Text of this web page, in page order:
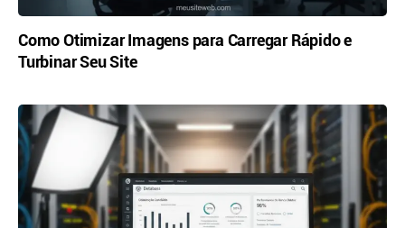
Como Otimizar Imagens para Carregar Rápido e
Turbinar Seu Site